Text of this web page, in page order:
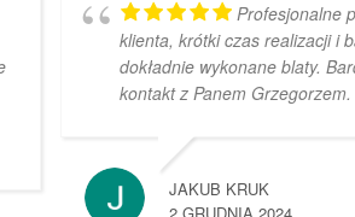
Profesjonalne
klienta, krótki czas realizacji i
dokładnie wykonane blaty.
kontakt z Panem
JAKUB KRUK